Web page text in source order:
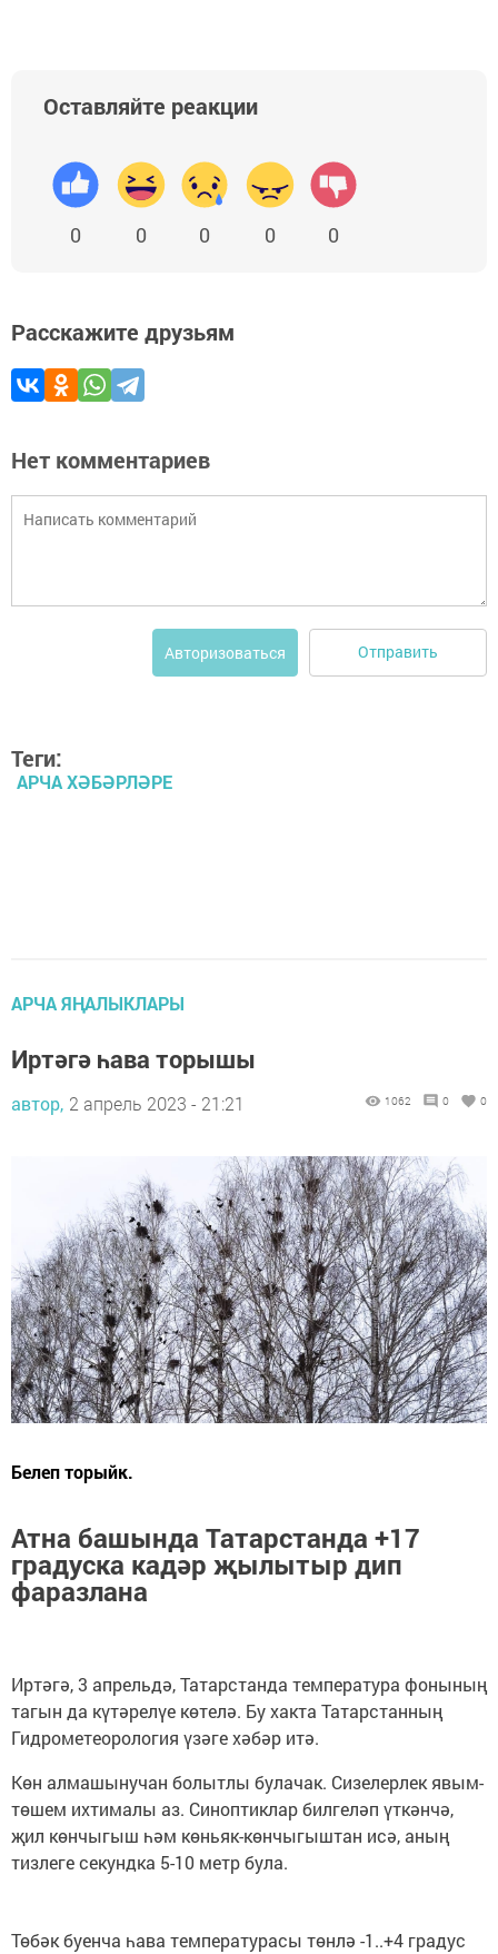
Оставляйте реакции
0 0 0 0 0
Расскажите друзьям
Нет комментариев
Авторизоваться Отправить
Теги:
АРЧА ХӘБӘРЛӘРЕ
АРЧА ЯҢАЛЫКЛАРЫ
Иртәгә һава торышы
автор, 2 апрель 2023 - 21:21 1062 0 0
Белеп торыйк.
Атна башында Татарстанда +17
градуска кадәр җылытыр дип
фаразлана
Иртәгә, 3 апрельдә, Татарстанда температура фонының
тагын да күтәрелүе көтелә. Бу хакта Татарстанның
Гидрометеорология үзәге хәбәр итә.
Көн алмашынучан болытлы булачак. Сизелерлек явым-
төшем ихтималы аз. Синоптиклар билгеләп үткәнчә,
җил көнчыгыш һәм көньяк-көнчыгыштан исә, аның
тизлеге секундка 5-10 метр була.
Төбәк буенча һава температурасы төнлә -1..+4 градус